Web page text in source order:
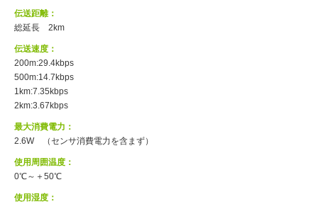
伝送距離：
総延長 2km
伝送速度：
200m:29.4kbps
500m:14.7kbps
1km:7.35kbps
2km:3.67kbps
最大消費電力：
2.6W （センサ消費電力を含まず）
使用周囲温度：
0℃～＋50℃
使用湿度：